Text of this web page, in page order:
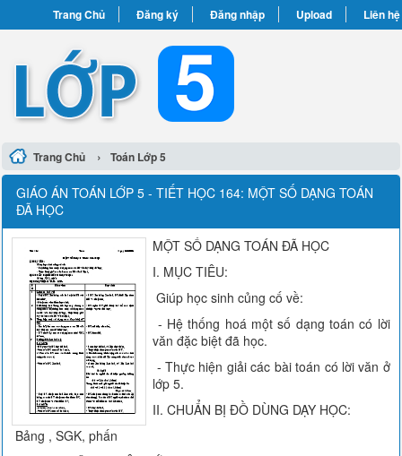
Trang Chủ Đăng ký Đăng nhập Upload Liên hệ
Trang Chủ › Toán Lớp 5
GIÁO ÁN TOÁN LỚP 5 - TIẾT HỌC 164: MỘT SỐ DẠNG TOÁN
ĐÃ HỌC
MỘT SỐ DẠNG TOÁN ĐÃ HỌC
I. MỤC TIÊU:
Giúp học sinh củng cố về:
- Hệ thống hoá một số dạng toán có lời
văn đặc biệt đã học.
- Thực hiện giải các bài toán có lời văn ở
lớp 5.
II. CHUẨN BỊ ĐỒ DÙNG DẠY HỌC:
Bảng , SGK, phấn